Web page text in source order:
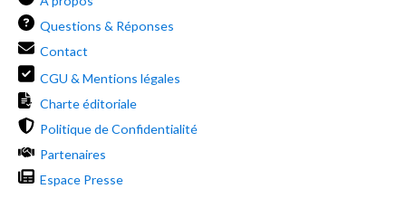
Questions & Réponses
Contact
CGU & Mentions légales
Charte éditoriale
Politique de Confidentialité
Partenaires
Espace Presse